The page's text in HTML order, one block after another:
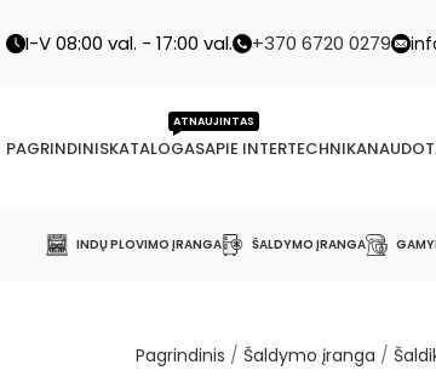
I-V 08:00 val. - 17:00 val. +370 6720 0279
PAGRINDINISKATALOGAS
ATNAUJINTAS
APIE INTERTECHNIKA
INDŲ PLOVIMO ĮRANGA ŠALDYMO ĮRANGA
Pagrindinis / Šaldymo įranga /